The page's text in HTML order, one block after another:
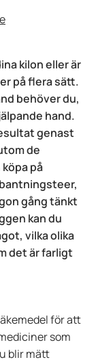
kilon eller är
på flera sätt.
behöver du,
hand.
genast
de
på
gång tänkt
kan du
vilka olika
det är farligt
för att
som
blir mätt